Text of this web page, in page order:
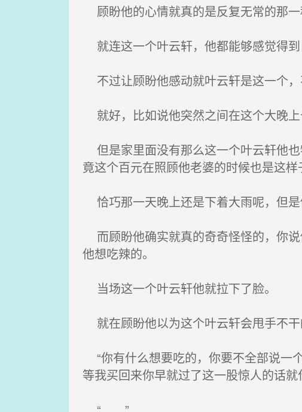
顾盼他的心情就真的是反复无常的那一
就连这一个叶云轩，他都能够感觉得到
不过让顾盼他感动就叶云轩是这一个，
就好，比如说他突然之间在这个大晚上
但是家里面没有那么这一个叶云轩他
竟这个百元在照顾他老婆的时候也是这样
恰巧那一天晚上还是下着大雨呢，但是
而顾盼他确实就真的奇奇怪怪的，你说
他想吃辣的。
当场这一个叶云轩他就拉下了脸。
就在顾盼他以为这个叶云轩会甩手不干
“你有什么想要吃的，你要不全部说一
等我买回来你早就过了这一股惊人的话